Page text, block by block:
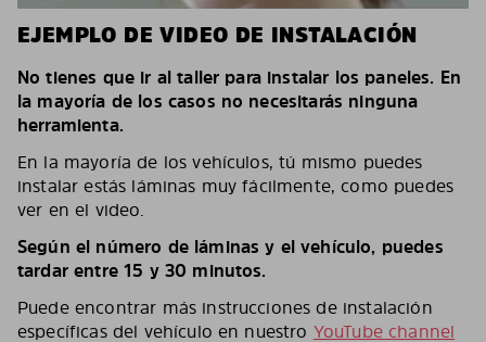
EJEMPLO DE VIDEO DE INSTALACIÓN
No tienes que ir al taller para instalar los paneles. En
la mayoría de los casos no necesitarás ninguna
herramienta.
En la mayoría de los vehículos, tú mismo puedes
instalar estás láminas muy fácilmente, como puedes
ver en el video.
Según el número de láminas y el vehículo, puedes
tardar entre 15 y 30 minutos.
Puede encontrar más instrucciones de instalación
específicas del vehículo en nuestro YouTube channel